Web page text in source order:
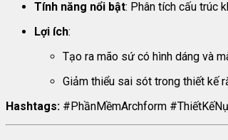
Tính năng nổi bật: Phân tích cấu trúc
Lợi ích:
Tạo ra mão sứ có hình dáng và
Giảm thiểu sai sót trong thiết kế
Hashtags: #PhầnMềmArchform